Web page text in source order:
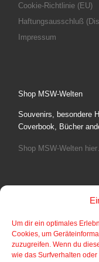
Um dir ein optimales
Cookies, um
zuzugreifen. Wenn du
wie das Surfverhalten
Cookie-Richtlinie (EU)
Haftungsausschluß
Impressum
Shop MSW-Welten
Souvenirs, besondere
Coverbook, Bücher
Shop MSW-Welten
Bilder aus dem Comic
Postkartengröße bis
Materialien.